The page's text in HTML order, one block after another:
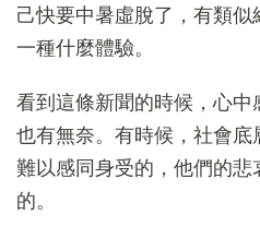
己快要中暑虛脫了，有類
一種什麼體驗。
看到這條新聞的時候，心中
也有無奈。有時候，社會
難以感同身受的，他們的
的。